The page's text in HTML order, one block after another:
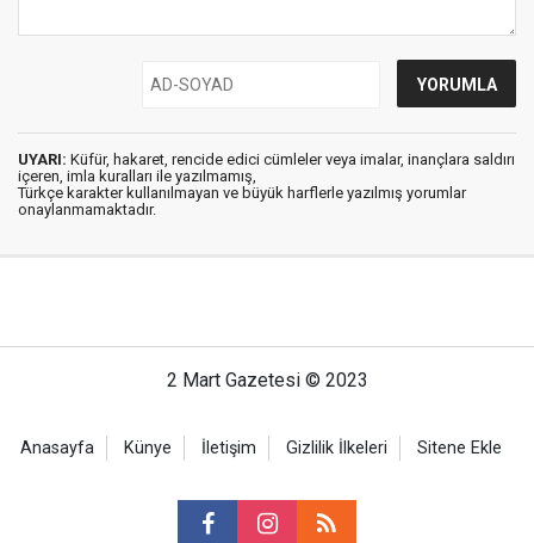
UYARI: Küfür, hakaret, rencide edici cümleler veya imalar, inançlara saldırı
içeren, imla kuralları ile yazılmamış,
Türkçe karakter kullanılmayan ve büyük harflerle yazılmış yorumlar
onaylanmamaktadır.
2 Mart Gazetesi © 2023
Anasayfa Künye İletişim Gizlilik İlkeleri Sitene Ekle